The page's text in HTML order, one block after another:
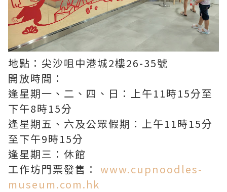
地點：尖沙咀中港城2樓26-35號
開放時間：
逢星期一、二、四、日：上午11時15分至
下午8時15分
逢星期五、六及公眾假期：上午11時15分
至下午9時15分
逢星期三：休館
工作坊門票發售： www.cupnoodles-
museum.com.hk